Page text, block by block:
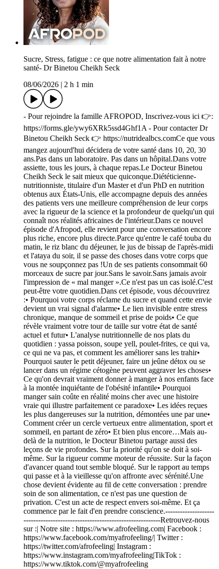
Sucre, Stress, fatigue : ce que notre alimentation fait à notre
santé- Dr Binetou Cheikh Seck
08/06/2026
2 h 1 min
- Pour rejoindre la famille AFROPOD, Inscrivez-vous ici 👉:
https://forms.gle/ywy6XRk5ssd4Ghf1A - Pour contacter Dr
Binetou Cheikh Seck 👉 https://nutridealbcs.comCe que vous
mangez aujourd'hui décidera de votre santé dans 10, 20, 30
ans.Pas dans un laboratoire. Pas dans un hôpital.Dans votre
assiette, tous les jours, à chaque repas.Le Docteur Binetou
Cheikh Seck le sait mieux que quiconque.Diététicienne-
nutritionniste, titulaire d'un Master et d'un PhD en nutrition
obtenus aux États-Unis, elle accompagne depuis des années
des patients vers une meilleure compréhension de leur corps
avec la rigueur de la science et la profondeur de quelqu'un qui
connaît nos réalités africaines de l'intérieur.Dans ce nouvel
épisode d'Afropod, elle revient pour une conversation encore
plus riche, encore plus directe.Parce qu'entre le café touba du
matin, le riz blanc du déjeuner, le jus de bissap de l'après-midi
et l'ataya du soir, il se passe des choses dans votre corps que
vous ne soupçonnez pas !Un de ses patients consommait 60
morceaux de sucre par jour.Sans le savoir.Sans jamais avoir
l'impression de « mal manger ».Ce n'est pas un cas isolé.C'est
peut-être votre quotidien.Dans cet épisode, vous découvrirez
:• Pourquoi votre corps réclame du sucre et quand cette envie
devient un vrai signal d'alarme• Le lien invisible entre stress
chronique, manque de sommeil et prise de poids• Ce que
révèle vraiment votre tour de taille sur votre état de santé
actuel et futur• L'analyse nutritionnelle de nos plats du
quotidien : yassa poisson, soupe yell, poulet-frites, ce qui va,
ce qui ne va pas, et comment les améliorer sans les trahir•
Pourquoi sauter le petit déjeuner, faire un jeûne détox ou se
lancer dans un régime cétogène peuvent aggraver les choses•
Ce qu'on devrait vraiment donner à manger à nos enfants face
à la montée inquiétante de l'obésité infantile• Pourquoi
manger sain coûte en réalité moins cher avec une histoire
vraie qui illustre parfaitement ce paradoxe• Les idées reçues
les plus dangereuses sur la nutrition, démontées une par une•
Comment créer un cercle vertueux entre alimentation, sport et
sommeil, en partant de zéro• Et bien plus encore…Mais au-
delà de la nutrition, le Docteur Binetou partage aussi des
leçons de vie profondes. Sur la priorité qu'on se doit à soi-
même. Sur la rigueur comme moteur de réussite. Sur la façon
d'avancer quand tout semble bloqué. Sur le rapport au temps
qui passe et à la vieillesse qu'on affronte avec sérénité.Une
chose devient évidente au fil de cette conversation : prendre
soin de son alimentation, ce n'est pas une question de
privation. C'est un acte de respect envers soi-même. Et ça
commence par le fait d'en prendre conscience.--------------------
--------------------------------------------------------Retrouvez-nous
sur :| Notre site : https://www.afrofeeling.com| Facebook :
https://www.facebook.com/myafrofeeling/| Twitter :
https://twitter.com/afrofeeling| Instagram :
https://www.instagram.com/myafrofeeling|TikTok :
https://www.tiktok.com/@myafrofeeling